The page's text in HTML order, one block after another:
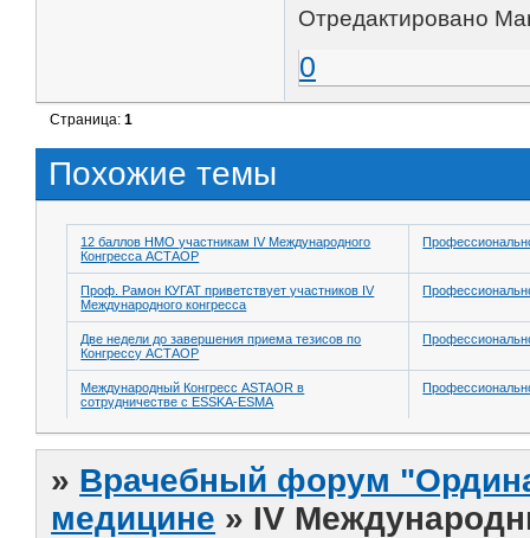
Отредактировано
0
Страница:1
Похожие темы
12 баллов НМО участникам IV Международного
Конгресса АСТАОР
Проф. Рамон КУГАТ приветствует участников IV
Международного конгресса
Две недели до завершения приема тезисов по
Конгрессу АСТАОР
Международный Конгресс ASTAOR в
сотрудничестве с ESSKA-ESMA
» Врачебный форум
медицине » IV